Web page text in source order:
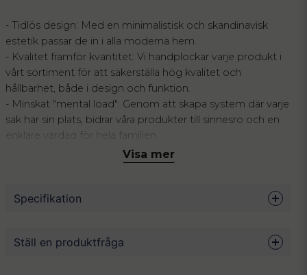
- Tidlös design: Med en minimalistisk och skandinavisk
estetik passar de in i alla moderna hem.
- Kvalitet framför kvantitet: Vi handplockar varje produkt i
vårt sortiment för att säkerställa hög kvalitet och
hållbarhet, både i design och funktion.
- Minskat "mental load": Genom att skapa system där varje
sak har sin plats, bidrar våra produkter till sinnesro och en
enklare vardag för hela familjen.
Uppgradera köksbänken med vår exklusiva uppsättning av
estetik med vardagslogistik. Dessa flaskor utrustade med
lösningar där form möter funktion, och dessa flaskor är
Visa mer
Specifikation
Mått
18 x 6.5 cm
Ställ en produktfråga